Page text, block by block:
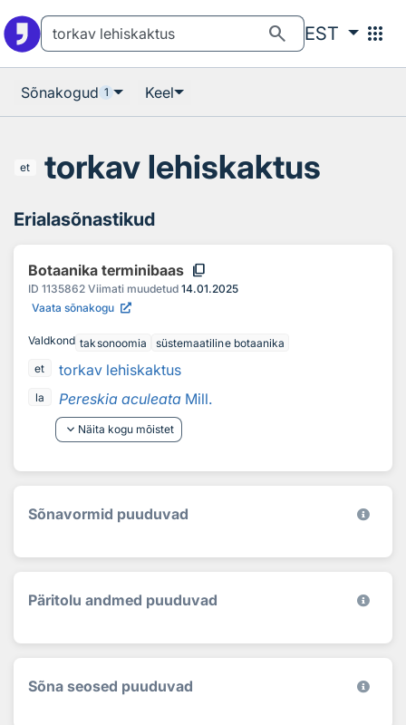
search EST apps
Sõnakogud 1 Keel
et torkav lehiskaktus
Erialasõnastikud
Botaanika terminibaas content_copy
ID 1135862 Viimati muudetud 14.01.2025
Vaata sõnakogu
Valdkond taksonoomia
süstemaatiline botaanika
et
torkav lehiskaktus
la Pereskia aculeata Mill.
keyboard_arrow_down Näita kogu mõistet
Sõnavormid puuduvad
Päritolu andmed puuduvad
Sõna seosed puuduvad